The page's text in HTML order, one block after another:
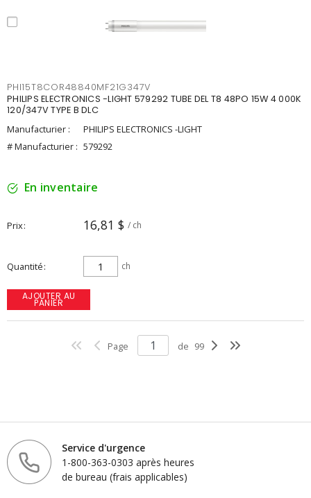
PHI15T8COR48840MF21G347V
PHILIPS ELECTRONICS -LIGHT 579292 TUBE DEL T8 48PO 15W 4 000K
120/347V TYPE B DLC
Manufacturier :
PHILIPS ELECTRONICS -LIGHT
# Manufacturier : 579292
En inventaire
Prix 16,81 $ / ch
Quantité ch
AJOUTER AU
PANIER
Page de 99
Service d'urgence
1-800-363-0303 après heures
de bureau (frais applicables)